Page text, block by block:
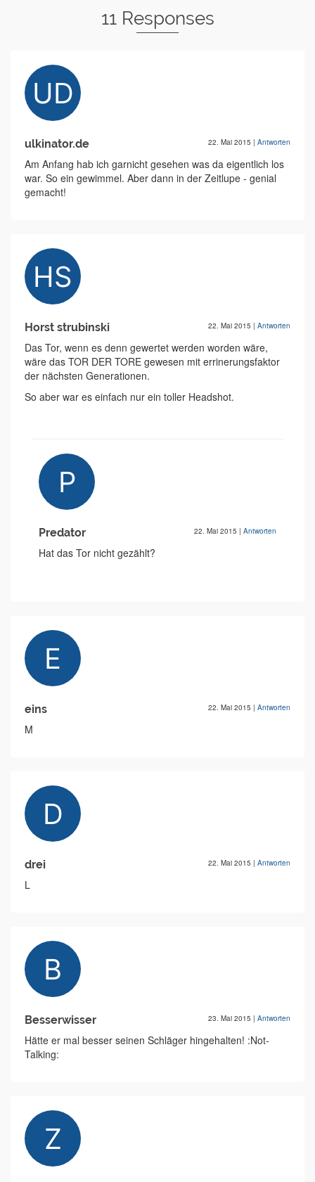
11 Responses
ulkinator.de 22. Mai 2015 | Antworten
Am Anfang hab ich garnicht gesehen was da eigentlich los
war. So ein gewimmel. Aber dann in der Zeitlupe - genial
gemacht!
Horst strubinski 22. Mai 2015 | Antworten
Das Tor, wenn es denn gewertet werden worden wäre,
wäre das TOR DER TORE gewesen mit errinerungsfaktor
der nächsten Generationen.
So aber war es einfach nur ein toller Headshot.
Predator 22. Mai 2015 | Antworten
Hat das Tor nicht gezählt?
eins 22. Mai 2015 | Antworten
M
drei 22. Mai 2015 | Antworten
L
Besserwisser 23. Mai 2015 | Antworten
Hätte er mal besser seinen Schläger hingehalten! :Not-
Talking: